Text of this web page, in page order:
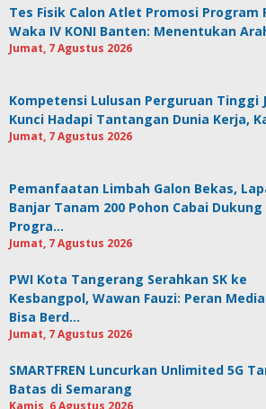
Tes Fisik Calon Atlet Promosi Program
Waka IV KONI Banten: Menentukan
Jumat, 7 Agustus 2026
Kompetensi Lulusan Perguruan Tinggi
Kunci Hadapi Tantangan Dunia Kerja,
Jumat, 7 Agustus 2026
Pemanfaatan Limbah Galon Bekas,
Banjar Tanam 200 Pohon Cabai Dukung
Progra…
Jumat, 7 Agustus 2026
PWI Kota Tangerang Serahkan SK ke
Kesbangpol, Wawan Fauzi: Peran Media
Bisa Berd…
Jumat, 7 Agustus 2026
SMARTFREN Luncurkan Unlimited 5G
Batas di Semarang
Kamis, 6 Agustus 2026